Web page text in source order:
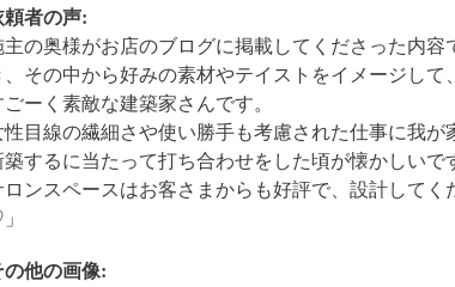
者の声:
主の奥様がお店のブログに掲載してくださった内
、その中から好みの素材やテイストをイメージし
ーく素敵な建築家さんです。
性目線の繊細さや使い勝手も考慮された仕事に我が
築するに当たって打ち合わせをした頃が懐かしいで
ロンスペースはお客さまからも好評で、設計して
の他の画像: